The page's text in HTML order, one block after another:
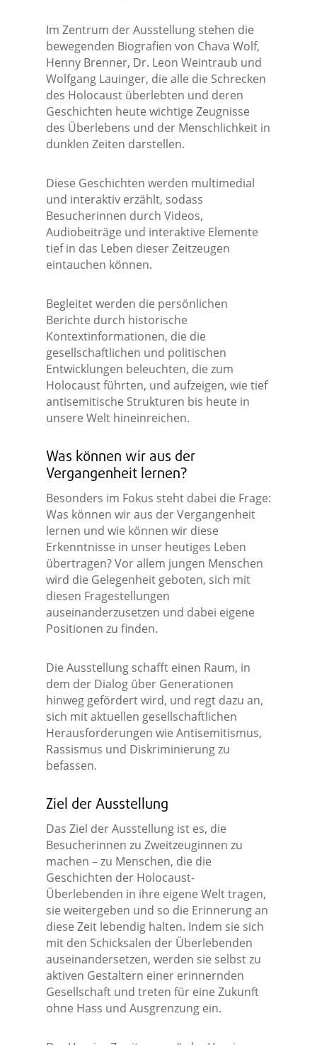
Im Zentrum der Ausstellung stehen die
bewegenden Biografien von Chava Wolf,
Henny Brenner, Dr. Leon Weintraub und
Wolfgang Lauinger, die alle die Schrecken
des Holocaust überlebten und deren
Geschichten heute wichtige Zeugnisse
des Überlebens und der Menschlichkeit in
dunklen Zeiten darstellen.
Diese Geschichten werden multimedial
und interaktiv erzählt, sodass
Besucherinnen durch Videos,
Audiobeiträge und interaktive Elemente
tief in das Leben dieser Zeitzeugen
eintauchen können.
Begleitet werden die persönlichen
Berichte durch historische
Kontextinformationen, die die
gesellschaftlichen und politischen
Entwicklungen beleuchten, die zum
Holocaust führten, und aufzeigen, wie tief
antisemitische Strukturen bis heute in
unsere Welt hineinreichen.
Was können wir aus der
Vergangenheit lernen?
Besonders im Fokus steht dabei die Frage:
Was können wir aus der Vergangenheit
lernen und wie können wir diese
Erkenntnisse in unser heutiges Leben
übertragen? Vor allem jungen Menschen
wird die Gelegenheit geboten, sich mit
diesen Fragestellungen
auseinanderzusetzen und dabei eigene
Positionen zu finden.
Die Ausstellung schafft einen Raum, in
dem der Dialog über Generationen
hinweg gefördert wird, und regt dazu an,
sich mit aktuellen gesellschaftlichen
Herausforderungen wie Antisemitismus,
Rassismus und Diskriminierung zu
befassen.
Ziel der Ausstellung
Das Ziel der Ausstellung ist es, die
Besucherinnen zu Zweitzeuginnen zu
machen – zu Menschen, die die
Geschichten der Holocaust-
Überlebenden in ihre eigene Welt tragen,
sie weitergeben und so die Erinnerung an
diese Zeit lebendig halten. Indem sie sich
mit den Schicksalen der Überlebenden
auseinandersetzen, werden sie selbst zu
aktiven Gestaltern einer erinnernden
Gesellschaft und treten für eine Zukunft
ohne Hass und Ausgrenzung ein.